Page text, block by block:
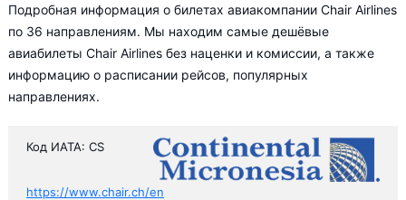
Подробная информация о билетах авиакомпании Chair Airlines
по 36 направлениям. Мы находим самые дешёвые
авиабилеты Chair Airlines без наценки и комиссии, а также
информацию о расписании рейсов, популярных
направлениях.
Код ИАТА: CS
https://www.chair.ch/en